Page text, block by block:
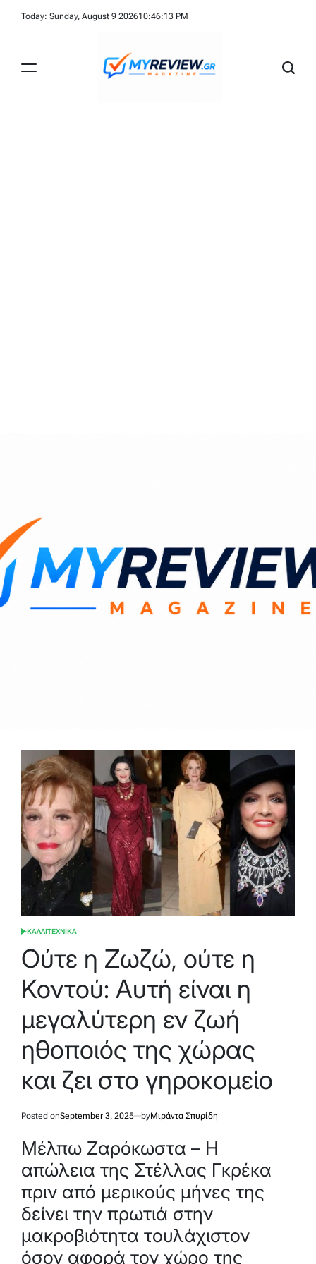
Today: Sunday, August 9 202610:46:13 PM
POSTED
ΚΑΛΛΙΤΕΧΝΙΚΑ
Ούτε η Ζωζώ, ούτε η
Κοντού: Αυτή είναι η
μεγαλύτερη εν ζωή
ηθοποιός της χώρας
και ζει στο γηροκομείο
Posted onSeptember 3, 2025 byΜιράντα Σπυρίδη
Μέλπω Ζαρόκωστα – Η
απώλεια της Στέλλας Γκρέκα
πριν από μερικούς μήνες της
δείνει την πρωτιά στην
μακροβιότητα τουλάχιστον
όσον αφορά τον χώρο της